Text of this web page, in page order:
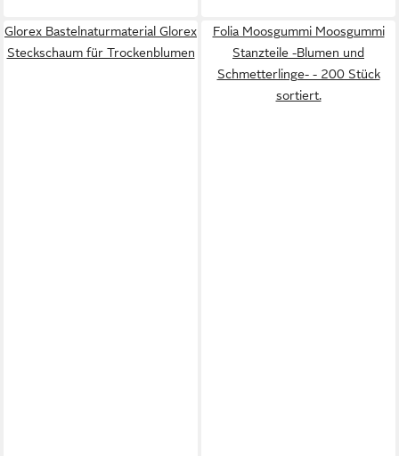
Glorex Bastelnaturmaterial Glorex
Steckschaum für Trockenblumen
Folia Moosgummi Moosgummi
Stanzteile -Blumen und
Schmetterlinge- - 200 Stück
sortiert.